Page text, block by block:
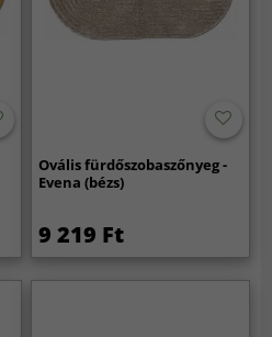
Ovális fürdőszobaszőnyeg -
Evena (bézs)
9 219 Ft